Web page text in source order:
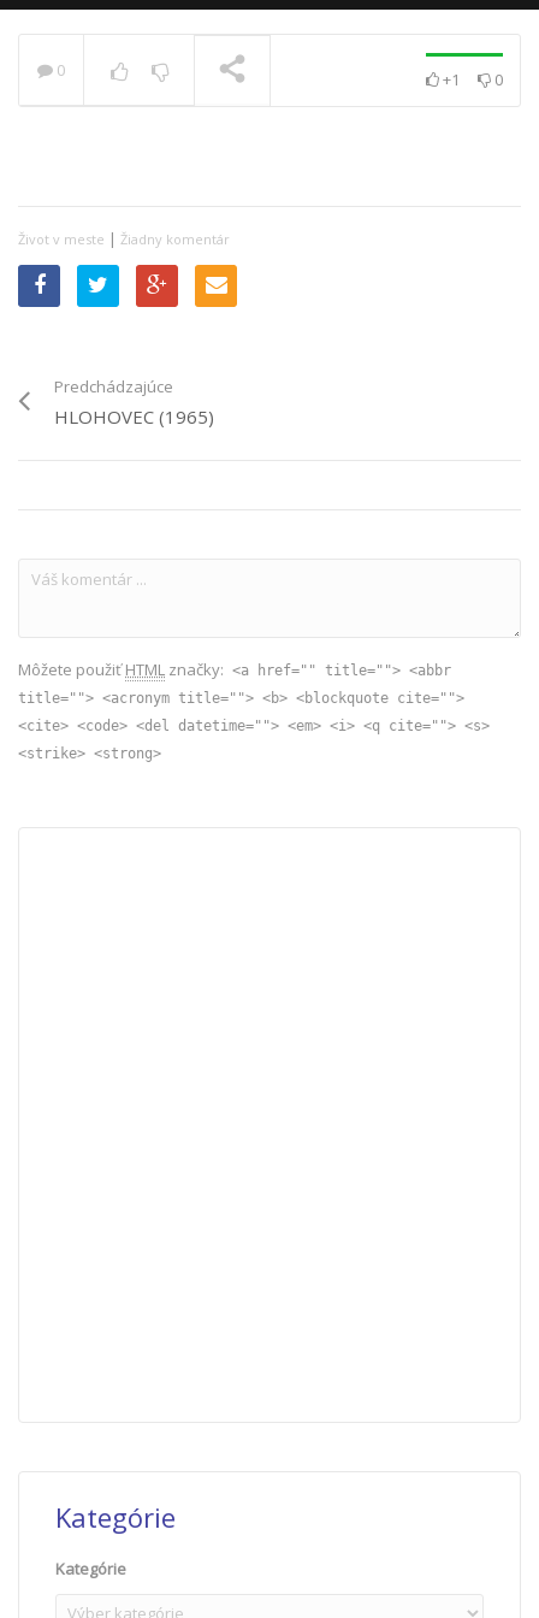
0 +1 0
Život v meste | Žiadny komentár
Predchádzajúce
HLOHOVEC (1965)
Môžete použiťHTML značky: <a href="" title=""> <abbr
title=""> <acronym title=""> <b> <blockquote cite="">
<cite> <code> <del datetime=""> <em> <i> <q cite=""> <s>
<strike> <strong>
Kategórie
Kategórie